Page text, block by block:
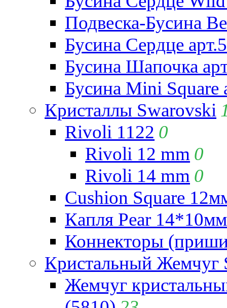
Подвеска-Бусина
Бусина Сердце
Бусина Шапочка
Бусина Mini Square
Кристаллы Swarovski
Rivoli 1122 0
Rivoli 12 mm 0
Rivoli 14 mm 0
Cushion Square
Капля Pear
Коннекторы
Кристальный Жемчуг
Жемчуг